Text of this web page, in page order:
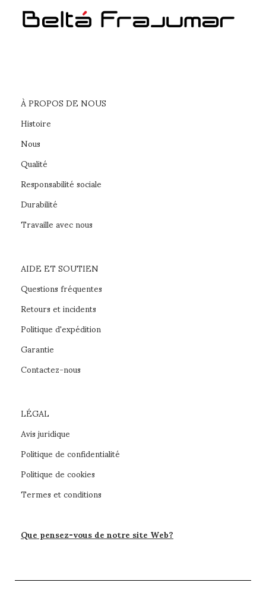
À PROPOS DE NOUS
Histoire
Nous
Qualité
Responsabilité sociale
Durabilité
Travaille avec nous
AIDE ET SOUTIEN
Questions fréquentes
Retours et incidents
Politique d'expédition
Garantie
Contactez-nous
LÉGAL
Avis juridique
Politique de confidentialité
Politique de cookies
Termes et conditions
Que pensez-vous de notre site Web?